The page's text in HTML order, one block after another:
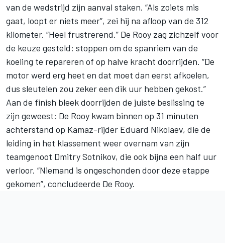
van de wedstrijd zijn aanval staken. “Als zoiets mis
gaat, loopt er niets meer”, zei hij na afloop van de 312
kilometer. “Heel frustrerend.” De Rooy zag zichzelf voor
de keuze gesteld: stoppen om de spanriem van de
koeling te repareren of op halve kracht doorrijden. “De
motor werd erg heet en dat moet dan eerst afkoelen,
dus sleutelen zou zeker een dik uur hebben gekost.”
Aan de finish bleek doorrijden de juiste beslissing te
zijn geweest: De Rooy kwam binnen op 31 minuten
achterstand op Kamaz-rijder Eduard Nikolaev, die de
leiding in het klassement weer overnam van zijn
teamgenoot Dmitry Sotnikov, die ook bijna een half uur
verloor. “Niemand is ongeschonden door deze etappe
gekomen”, concludeerde De Rooy.